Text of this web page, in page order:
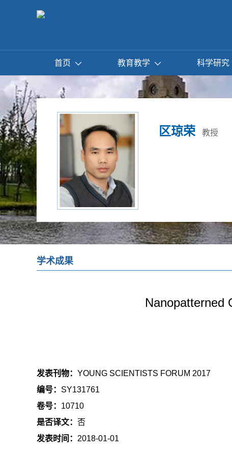
首页 教育教学 科学研究
区琼荣 教授
学术成果
Nanopatterned
发表刊物： YOUNG SCIENTISTS FORUM 2017
编号： SY131761
卷号： 10710
是否译文： 否
发表时间： 2018-01-01